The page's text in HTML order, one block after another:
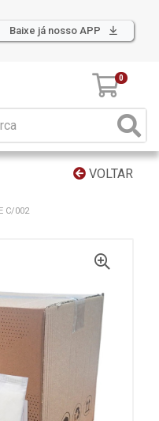
Baixe já nosso APP
0
VOLTAR
C/002